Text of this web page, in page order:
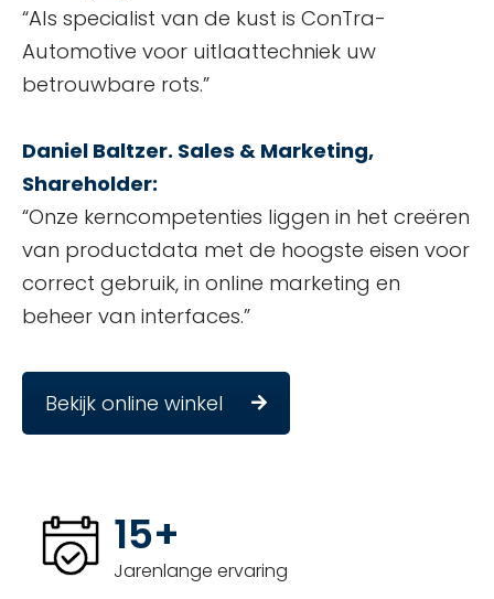
“Als specialist van de kust is ConTra-
Automotive voor uitlaattechniek uw
betrouwbare rots.”
Daniel Baltzer. Sales & Marketing,
Shareholder:
“Onze kerncompetenties liggen in het creëren
van productdata met de hoogste eisen voor
correct gebruik, in online marketing en
beheer van interfaces.”
Bekijk online winkel
15+
Jarenlange ervaring